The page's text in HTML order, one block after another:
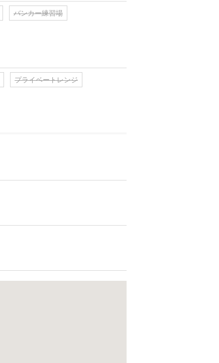
バンカー練習場
プライベートレンジ